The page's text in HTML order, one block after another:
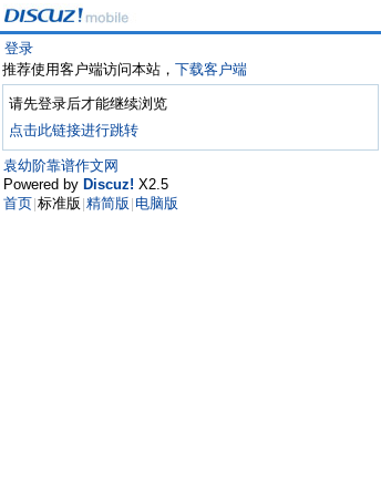
登录
推荐使用客户端访问本站， 下载客户端
请先登录后才能继续浏览
点击此链接进行跳转
袁幼阶靠谱作文网
Powered by Discuz! X2.5
首页 标准版 精简版 电脑版